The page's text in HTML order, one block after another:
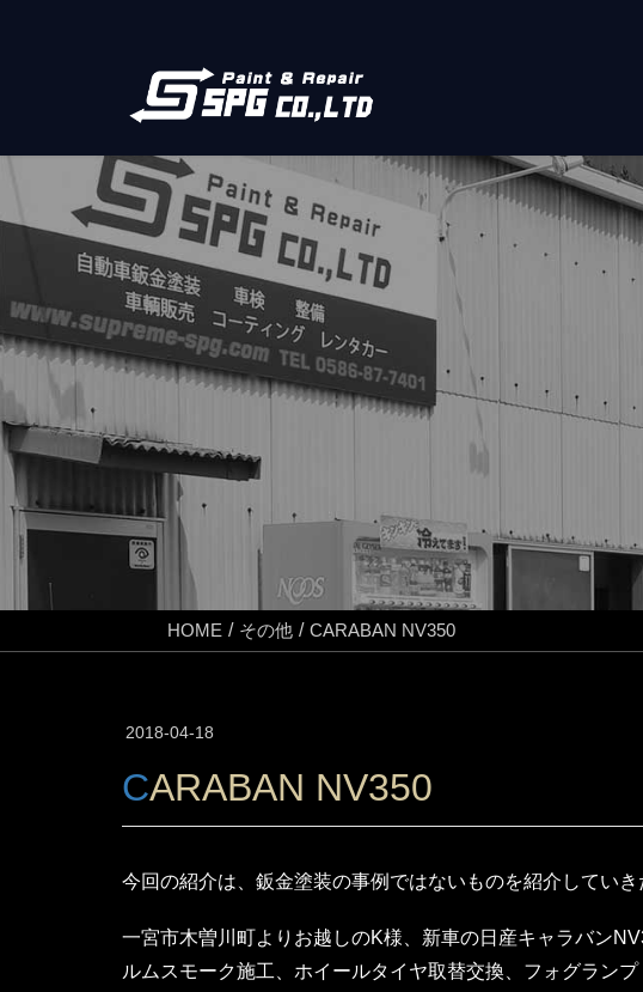
HOME その他 CARABAN NV350
2018-04-18
CARABAN NV350
今回の紹介は、鈑金塗装の事例ではないものを紹介していき
一宮市木曽川町よりお越しのK様、新車の日産キャラバン
ルムスモーク施工、ホイールタイヤ取替交換、フォグラン